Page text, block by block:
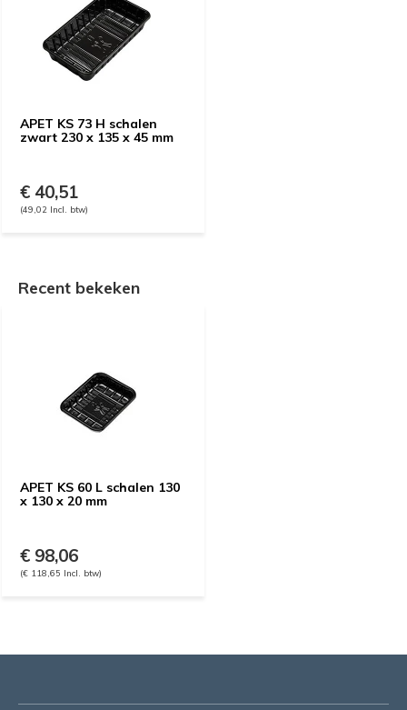
APET KS 73 H schalen
zwart 230 x 135 x 45 mm
€ 40,51
(49,02 Incl. btw)
Recent bekeken
APET KS 60 L schalen 130
x 130 x 20 mm
€ 98,06
(€ 118,65 Incl. btw)